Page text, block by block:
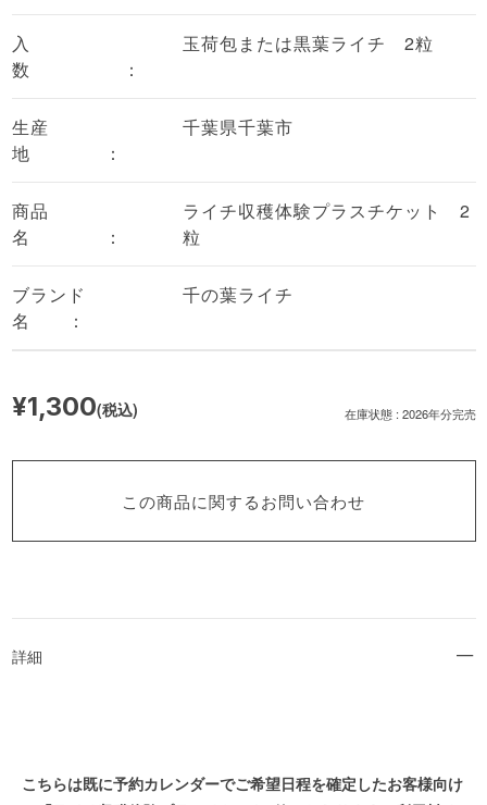
入
数 ：
玉荷包または黒葉ライチ 2粒
生産
地 ：
千葉県千葉市
商品
名 ：
ライチ収穫体験プラスチケット 2
粒
ブランド
名 ：
千の葉ライチ
在庫状態 : 2026年分完売
¥1,300(税込)
この商品に関するお問い合わせ
詳細
こちらは既に予約カレンダーでご希望日程を確定したお客様向け